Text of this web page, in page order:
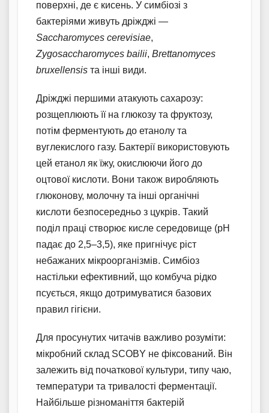
поверхні, де є кисень. У симбіозі з
бактеріями живуть дріжджі —
Saccharomyces cerevisiae,
Zygosaccharomyces bailii, Brettanomyces
bruxellensis та інші види.
Дріжджі першими атакують сахарозу:
розщеплюють її на глюкозу та фруктозу,
потім ферментують до етанолу та
вуглекислого газу. Бактерії використовують
цей етанол як їжу, окислюючи його до
оцтової кислоти. Вони також виробляють
глюконову, молочну та інші органічні
кислоти безпосередньо з цукрів. Такий
поділ праці створює кисле середовище (pH
падає до 2,5–3,5), яке пригнічує ріст
небажаних мікроорганізмів. Симбіоз
настільки ефективний, що комбуча рідко
псується, якщо дотримуватися базових
правил гігієни.
Для просунутих читачів важливо розуміти:
мікробний склад SCOBY не фіксований. Він
залежить від початкової культури, типу чаю,
температури та тривалості ферментації.
Найбільше різноманіття бактерій